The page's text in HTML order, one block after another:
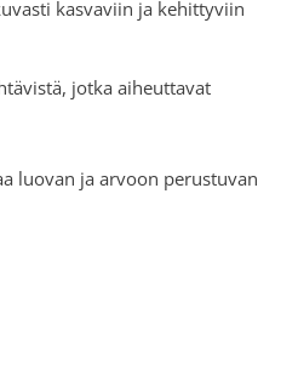
kasvaviin ja kehittyviin
jotka aiheuttavat
luovan ja arvoon perustuvan